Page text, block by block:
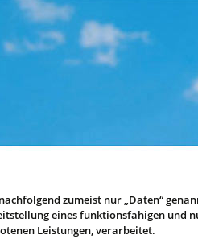
zumeist nur „Daten“
eines funktionsfähigen
Leistungen, verarbeitet.